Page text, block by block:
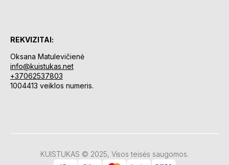
REKVIZITAI:
Oksana Matulevičienė
info@kuistukas.net
+37062537803
1004413 veiklos numeris.
KUISTUKAS © 2025, Visos teisės saugomos.